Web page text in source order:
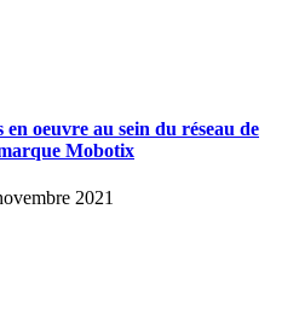
oeuvre au sein du réseau de
Mobotix
2021